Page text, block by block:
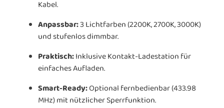
Kabel.
Anpassbar:3 Lichtfarben (2200K, 2700K, 3000K)
und stufenlos dimmbar.
Praktisch:Inklusive Kontakt-Ladestation für
einfaches Aufladen.
Smart-Ready:Optional fernbedienbar (433.98
MHz) mit nützlicher Sperrfunktion.